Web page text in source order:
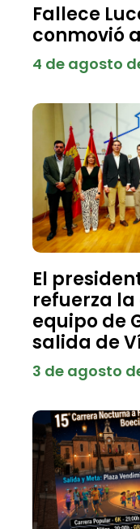
Fallece
conmovió
4 de agosto
El
refuerza
equipo de
salida de
3 de agosto